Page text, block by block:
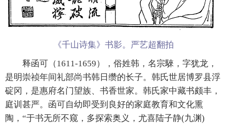
《千山诗集》书影。严艺超翻拍
释函可（1611-1659），俗姓韩，名宗騋，字犹龙，
是明崇祯年间礼部尚书韩日缵的长子。韩氏世居博罗县浮
碇冈，是惠府名门望族、书香世家。韩氏家中藏书颇丰，
庭训甚严。函可自幼即受到良好的家庭教育和文化熏
陶，“于书无所不窥，多探索奥义，尤喜陆子静(九渊)